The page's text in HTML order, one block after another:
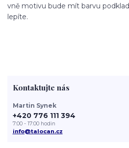
vně motivu bude mít barvu
lepíte.
Kontaktujte nás
Martin Synek
+420 776 111 394
7:00 - 17:00 hodin
info@talocan.cz